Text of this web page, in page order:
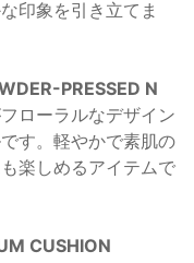
印象を引き立てま
PRESSED N
ローラルなデザイン
す。軽やかで素肌の
楽しめるアイテムで
CUSHION